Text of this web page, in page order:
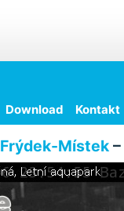
Download Kontakt
Frýdek-Místek–